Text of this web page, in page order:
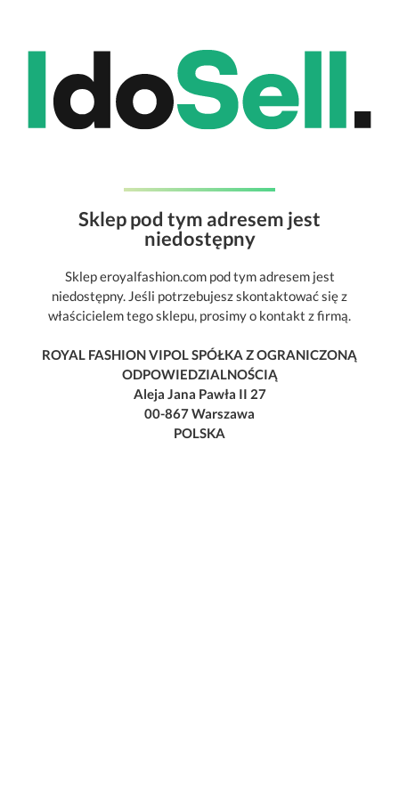
Sklep pod tym adresem jest
niedostępny
Sklep eroyalfashion.com pod tym adresem jest
niedostępny. Jeśli potrzebujesz skontaktować się z
właścicielem tego sklepu, prosimy o kontakt z firmą.
ROYAL FASHION VIPOL SPÓŁKA Z OGRANICZONĄ
ODPOWIEDZIALNOŚCIĄ
Aleja Jana Pawła II 27
00-867 Warszawa
POLSKA